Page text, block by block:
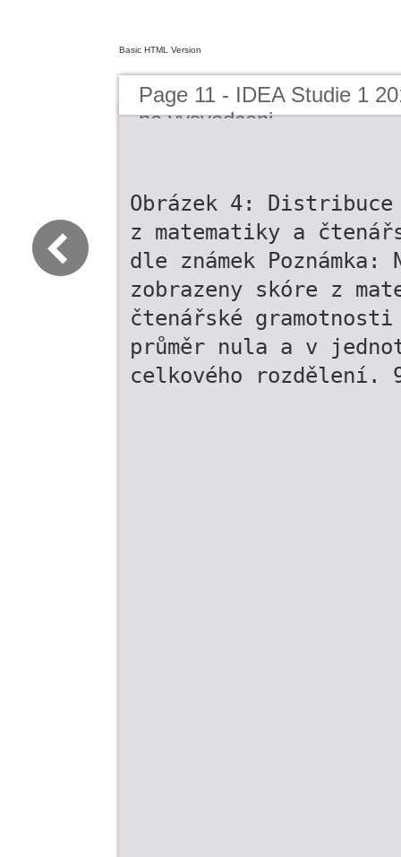
Basic HTML Version
Page 11 - IDEA Studie 1
na vysvedceni
Obrázek 4:
z matematiky a
dle známek Poznámka:
zobrazeny skóre z
čtenářské gramotnosti
průměr nula a v
celkového rozdělení.